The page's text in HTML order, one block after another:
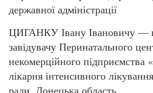
державної адміністрації
ЦИГАНКУ Івану Івановичу —
завідувачу Перинатального
некомерційного підприємства
лікарня інтенсивного
ради, Донецька область